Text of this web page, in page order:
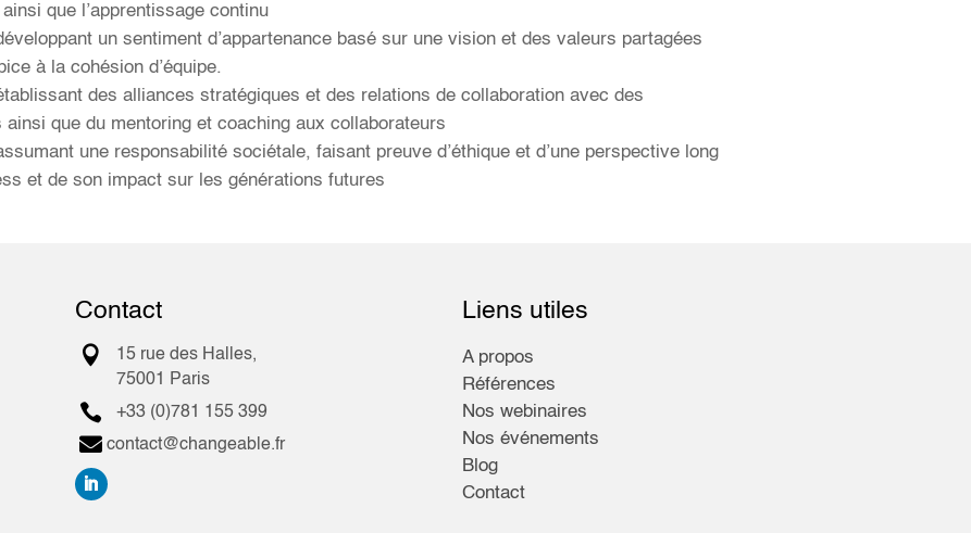
que l’apprentissage continu
un sentiment d’appartenance basé sur une vision et des valeurs partagées
à la cohésion d’équipe.
des alliances stratégiques et des relations de collaboration avec des
que du mentoring et coaching aux collaborateurs
une responsabilité sociétale, faisant preuve d’éthique et d’une perspective long
et de son impact sur les générations futures
Contact

15 rue des Halles,
75001 Paris
 +33 (0)781 155 399
 contact@changeable.fr
Liens utiles
A propos
Références
Nos webinaires
Nos événements
Blog
Contact